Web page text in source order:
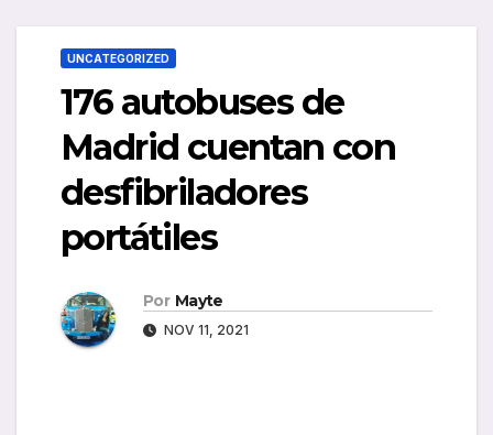
UNCATEGORIZED
176 autobuses de
Madrid cuentan con
desfibriladores
portátiles
Por Mayte
NOV 11, 2021